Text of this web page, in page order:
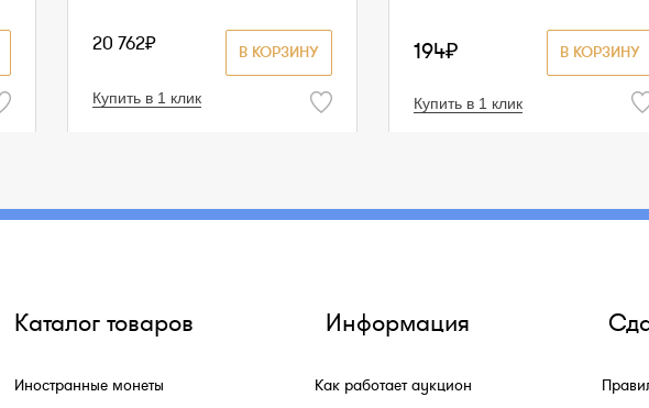
В КОРЗИНУ
20 762₽
Купить в 1 клик
В КОРЗИНУ
194₽
Купить в 1 клик
Каталог товаров
Иностранные монеты
Информация
Как работает аукцион